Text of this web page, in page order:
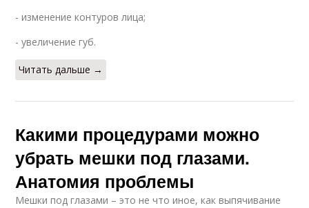
- изменение контуров лица;
- увеличение губ.
Читать дальше →
Какими процедурами можно
убрать мешки под глазами.
Анатомия проблемы
Мешки под глазами – это не что иное, как выпячивание